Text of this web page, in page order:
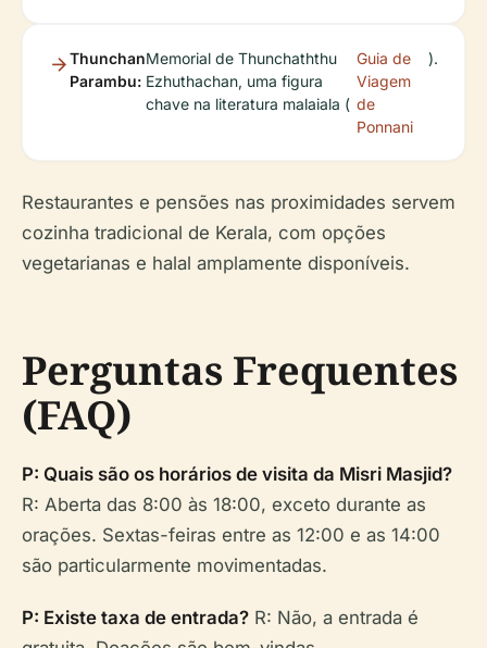
Thunchan
Parambu:
Memorial de Thunchaththu
Ezhuthachan, uma figura
chave na literatura malaiala (
Guia de
Viagem
de
Ponnani
).
Restaurantes e pensões nas proximidades servem
cozinha tradicional de Kerala, com opções
vegetarianas e halal amplamente disponíveis.
Perguntas Frequentes
(FAQ)
P: Quais são os horários de visita da Misri Masjid?
R: Aberta das 8:00 às 18:00, exceto durante as
orações. Sextas-feiras entre as 12:00 e as 14:00
são particularmente movimentadas.
P: Existe taxa de entrada? R: Não, a entrada é